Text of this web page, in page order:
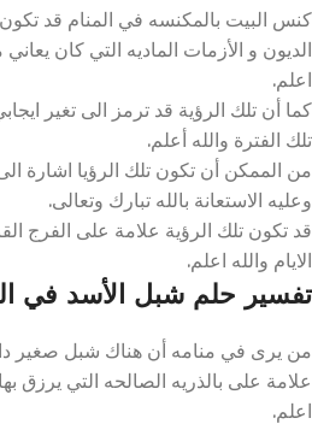
كنس البيت بالمكنسه في المنام قد
الديون و الأزمات الماديه التي كان يعاني
اعلم.
كما أن تلك الرؤية قد ترمز الى تغير
تلك الفترة والله أعلم.
من الممكن أن تكون تلك الرؤيا اشارة
وعليه الاستعانة بالله تبارك وتعالى.
قد تكون تلك الرؤية علامة على الفرج
الايام والله اعلم.
تفسير حلم شبل الأسد في
من يرى في منامه أن هناك شبل صغير
علامة على بالذريه الصالحه التي يرزق
اعلم.